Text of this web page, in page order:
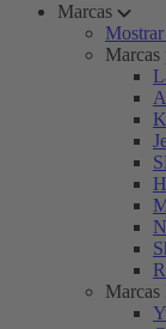
Marcas
Marcas
Marcas